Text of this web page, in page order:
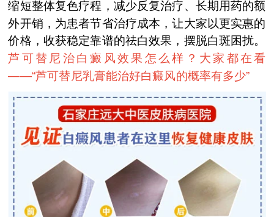
缩短整体复色疗程，减少反复治疗、长期用药的额
外开销，为患者节省治疗成本，让大家以更实惠的
价格，收获稳定靠谱的祛白效果，摆脱白斑困扰。
芦可替尼治白癜风效果怎么样？大家都在看
——“芦可替尼乳膏能治好白癜风的概率有多少”